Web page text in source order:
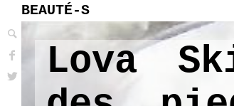
BEAUTÉ-S
Lova